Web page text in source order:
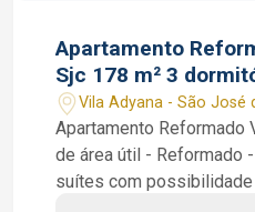
Apartamento
Sjc 178 m² 3
suítes 2 vagas
Vila Adyana - São José
Apartamento Reformado Vila
de área útil - Reformado - 3 dormitórios sendo 2
suítes com